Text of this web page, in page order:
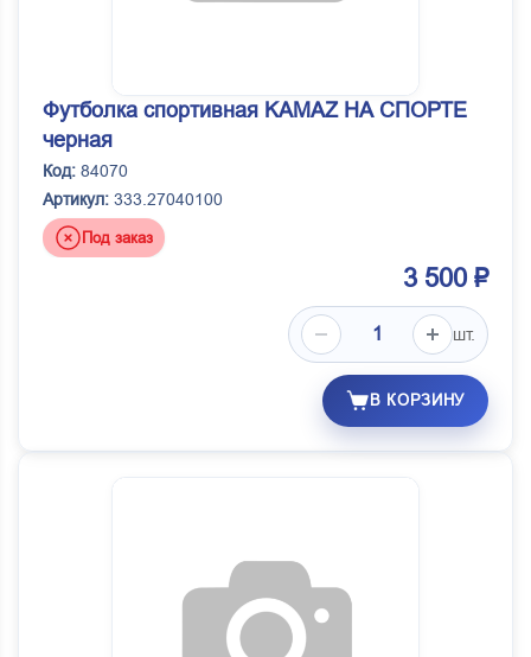
Футболка спортивная KAMAZ НА СПОРТЕ
черная
Код: 84070
Артикул: 333.27040100
Под заказ
3 500 ₽
шт.
В КОРЗИНУ